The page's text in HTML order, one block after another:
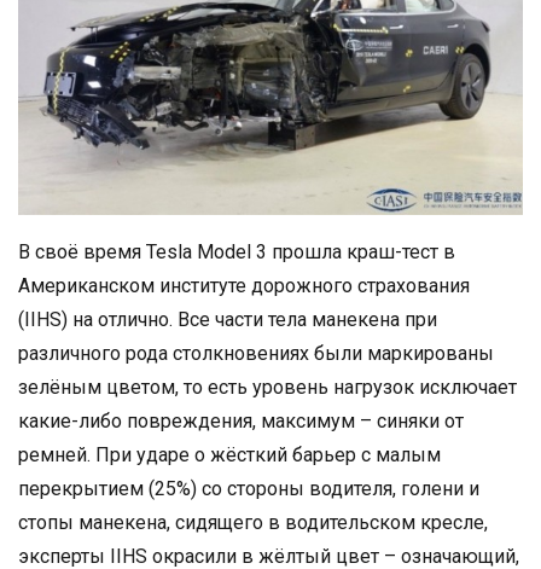
В своё время Tesla Model 3 прошла краш-тест в
Американском институте дорожного страхования
(IIHS) на отлично. Все части тела манекена при
различного рода столкновениях были маркированы
зелёным цветом, то есть уровень нагрузок исключает
какие-либо повреждения, максимум – синяки от
ремней. При ударе о жёсткий барьер с малым
перекрытием (25%) со стороны водителя, голени и
стопы манекена, сидящего в водительском кресле,
эксперты IIHS окрасили в жёлтый цвет – означающий,